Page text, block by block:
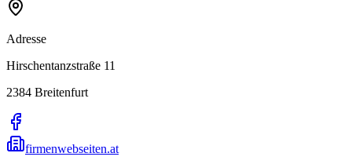
Adresse
Hirschentanzstraße 11
2384 Breitenfurt
firmenwebseiten.at